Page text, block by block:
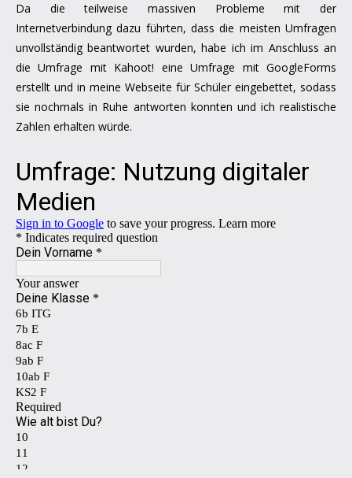
Da die teilweise massiven Probleme mit der
Internetverbindung dazu führten, dass die meisten Umfragen
unvollständig beantwortet wurden, habe ich im Anschluss an
die Umfrage mit Kahoot! eine Umfrage mit GoogleForms
erstellt und in meine Webseite für Schüler eingebettet, sodass
sie nochmals in Ruhe antworten konnten und ich realistische
Zahlen erhalten würde.